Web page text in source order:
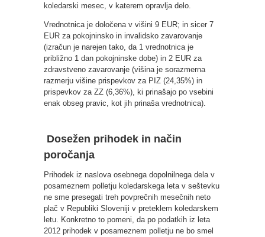
koledarski mesec, v katerem opravlja delo.
Vrednotnica je določena v višini 9 EUR; in sicer 7
EUR za pokojninsko in invalidsko zavarovanje
(izračun je narejen tako, da 1 vrednotnica je
približno 1 dan pokojninske dobe) in 2 EUR za
zdravstveno zavarovanje (višina je sorazmerna
razmerju višine prispevkov za PIZ (24,35%) in
prispevkov za ZZ (6,36%), ki prinašajo po vsebini
enak obseg pravic, kot jih prinaša vrednotnica).
Dosežen prihodek in način
poročanja
Prihodek iz naslova osebnega dopolnilnega dela v
posameznem polletju koledarskega leta v seštevku
ne sme presegati treh povprečnih mesečnih neto
plač v Republiki Sloveniji v preteklem koledarskem
letu. Konkretno to pomeni, da po podatkih iz leta
2012 prihodek v posameznem polletju ne bo smel